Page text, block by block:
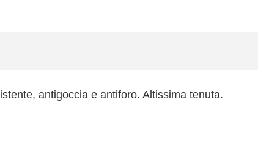
antigoccia e antiforo. Altissima tenuta.